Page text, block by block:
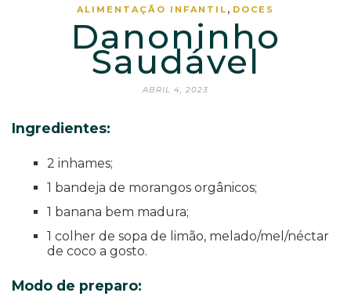
ALIMENTAÇÃO INFANTIL , DOCES
Danoninho
Saudável
ABRIL 4, 2023
Ingredientes:
2 inhames;
1 bandeja de morangos orgânicos;
1 banana bem madura;
1 colher de sopa de limão, melado/mel/néctar
de coco a gosto.
Modo de preparo: